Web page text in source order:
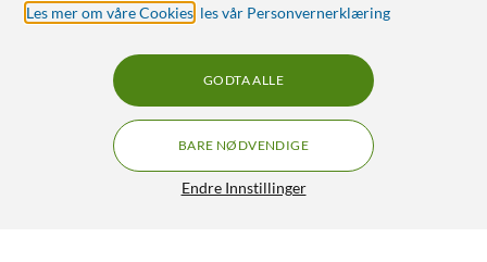
Les mer om våre Cookies les vår Personvernerklæring
Endre Innstillinger
BARE NØDVENDIGE
GODTA ALLE